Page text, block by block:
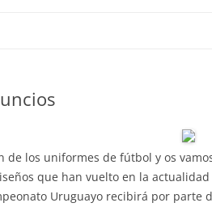
de los uniformes de fútbol y os
que han vuelto en la
Uruguayo recibirá por parte